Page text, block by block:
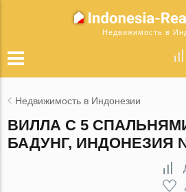
Недвижимость в
Недвижимость в Индонезии
ВИЛЛА С 5 СПАЛЬНЯМИ
БАДУНГ, ИНДОНЕЗИЯ